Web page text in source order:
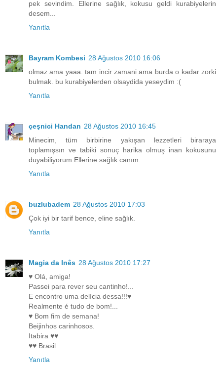
pek sevindim. Ellerine sağlık, kokusu geldi kurabiyelerin
desem...
Yanıtla
Bayram Kombesi 28 Ağustos 2010 16:06
olmaz ama yaaa. tam incir zamani ama burda o kadar zorki
bulmak. bu kurabiyelerden olsaydida yeseydim :(
Yanıtla
çeşnici Handan 28 Ağustos 2010 16:45
Minecim, tüm birbirine yakışan lezzetleri biraraya
toplamışsın ve tabiki sonuç harika olmuş inan kokusunu
duyabiliyorum.Ellerine sağlık canım.
Yanıtla
buzlubadem 28 Ağustos 2010 17:03
Çok iyi bir tarif bence, eline sağlık.
Yanıtla
Magia da Inês 28 Ağustos 2010 17:27
♥ Olá, amiga!
Passei para rever seu cantinho!...
E encontro uma delícia dessa!!!♥
Realmente é tudo de bom!...
♥ Bom fim de semana!
Beijinhos carinhosos.
Itabira ♥♥
♥♥ Brasil
Yanıtla